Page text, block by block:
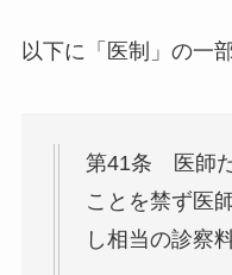
以下に「医制」の一
第41条 医師
ことを禁ず医
し相当の診察